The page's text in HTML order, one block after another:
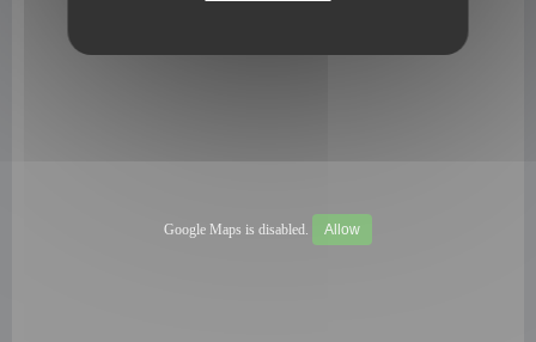
Google Maps is disabled. Allow